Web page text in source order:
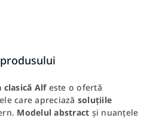
Alfeste o ofertă
care apreciază soluțiile
Modelul abstract și nuanțele